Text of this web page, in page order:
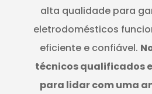
alta qualidade para
eletrodomésticos
eficiente e confiável.
técnicos qualificados
para lidar com uma